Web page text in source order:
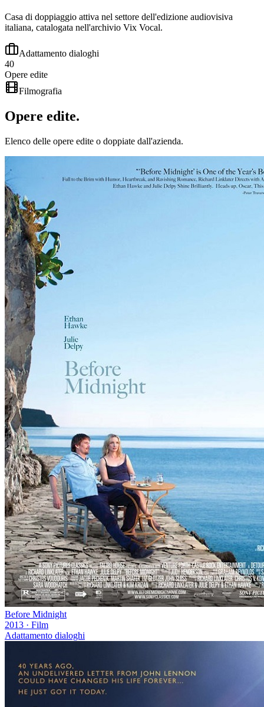
Casa di doppiaggio attiva nel settore dell'edizione audiovisiva
italiana, catalogata nell'archivio Vix Vocal.
Adattamento dialoghi
40
Opere edite
Filmografia
Opere edite.
Elenco delle opere edite o doppiate dall'azienda.
Before Midnight
2013 · Film
Adattamento dialoghi